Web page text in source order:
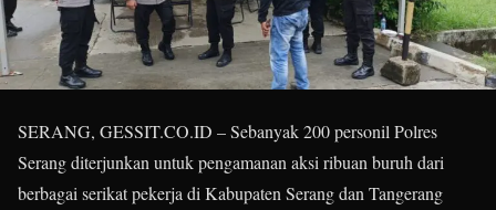
SERANG, GESSIT.CO.ID – Sebanyak 200 personil Polres
Serang diterjunkan untuk pengamanan aksi ribuan buruh dari
berbagai serikat pekerja di Kabupaten Serang dan Tangerang